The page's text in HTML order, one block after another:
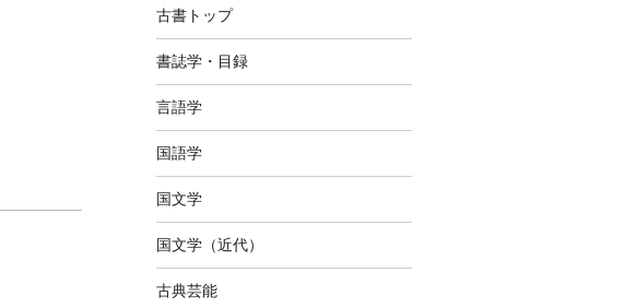
古書トップ
書誌学・目録
言語学
国語学
国文学
国文学（近代）
古典芸能